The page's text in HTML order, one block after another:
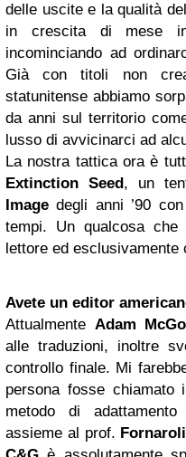
delle uscite e la qualità
in crescita di mese
incominciando ad
Già con titoli non
statunitense abbiamo
da anni sul territorio
lusso di avvicinarci ad
La nostra tattica ora è
Extinction Seed , un
Image degli anni ’90
tempi. Un qualcosa che
lettore ed
Avete un editor
Attualmente Adam
alle traduzioni, inoltre
controllo finale. Mi
persona fosse chiamato
metodo di
assieme al prof. Fornaroli